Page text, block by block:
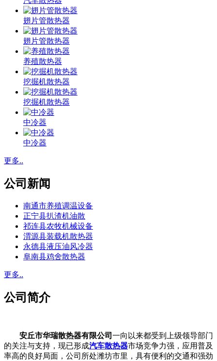
翅片管散热器
翅片管散热器
养殖散热器
挖掘机散热器
挖掘机散热器
中冷器
中冷器
更多..
公司新闻
南通市养殖调温设备
正宁县扒渣机油散
祁连县农牧机械设备
渭源县装载机散热器
永德县液压油风冷器
阜南县鸡舍散热器
更多..
公司简介
安丘市华瑞散热器有限公司 一向以来都受到上级领导部门
的关注与支持，现已形成汽车散热器市场竞争力强，应用普及
率高的良好局面，公司所处潍坊市里，具有便利的交通和强劲